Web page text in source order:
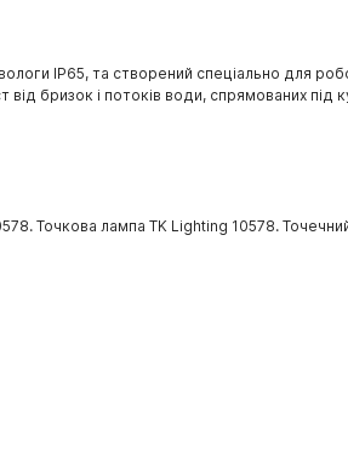
IP65, та створений спеціально для
від бризок і потоків води, спрямованих
Точкова лампа TK Lighting 10578.